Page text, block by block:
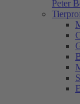
Peter